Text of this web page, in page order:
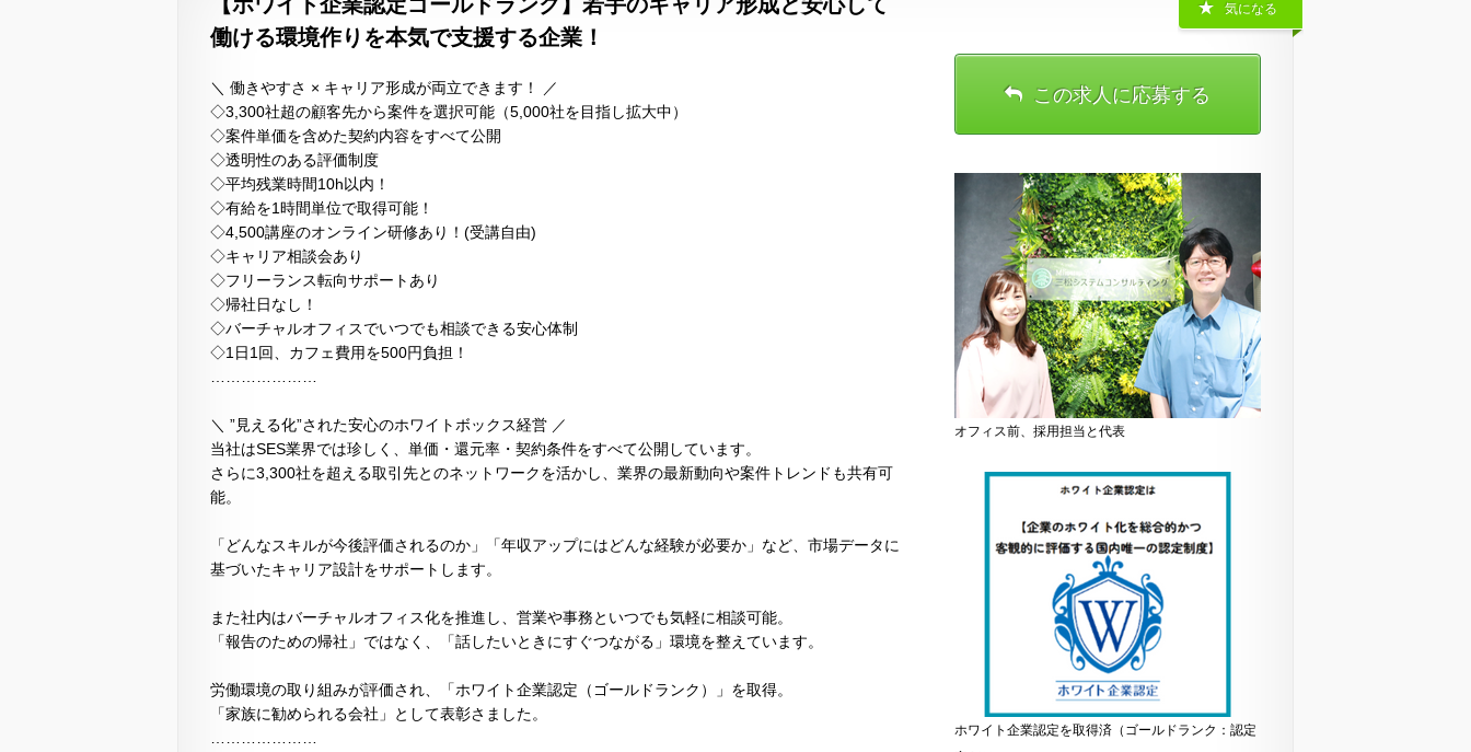
働ける環境作りを本気で支援する企業！
＼ 働きやすさ × キャリア形成が両立できます！ ／
◇3,300社超の顧客先から案件を選択可能（5,000社を目指し拡大中）
◇案件単価を含めた契約内容をすべて公開
◇透明性のある評価制度
◇平均残業時間10h以内！
◇有給を1時間単位で取得可能！
◇4,500講座のオンライン研修あり！(受講自由)
◇キャリア相談会あり
◇フリーランス転向サポートあり
◇帰社日なし！
◇バーチャルオフィスでいつでも相談できる安心体制
◇1日1回、カフェ費用を500円負担！
＼ ”見える化”された安心のホワイトボックス経営 ／
当社はSES業界では珍しく、単価・還元率・契約条件をすべて公開しています。
さらに3,300社を超える取引先とのネットワークを活かし、業界の最新動向や案件トレンドも共有可
能。
「どんなスキルが今後評価されるのか」「年収アップにはどんな経験が必要か」など、市場データに
基づいたキャリア設計をサポートします。
また社内はバーチャルオフィス化を推進し、営業や事務といつでも気軽に相談可能。
「報告のための帰社」ではなく、「話したいときにすぐつながる」環境を整えています。
労働環境の取り組みが評価され、「ホワイト企業認定（ゴールドランク）」を取得。
「家族に勧められる会社」として表彰さました。
気になる
この求人に応募する
オフィス前、採用担当と代表
ホワイト企業認定を取得済（ゴールドランク：認定